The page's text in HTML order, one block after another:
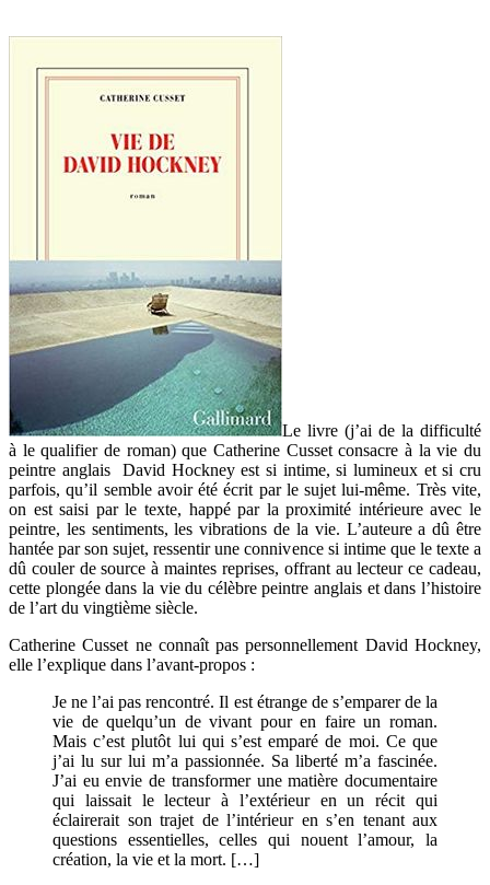
Le livre (j’ai de la difficulté
à le qualifier de roman) que Catherine Cusset consacre à la vie du
peintre anglais David Hockney est si intime, si lumineux et si cru
parfois, qu’il semble avoir été écrit par le sujet lui-même. Très vite,
on est saisi par le texte, happé par la proximité intérieure avec le
peintre, les sentiments, les vibrations de la vie. L’auteure a dû être
hantée par son sujet, ressentir une connivence si intime que le texte a
dû couler de source à maintes reprises, offrant au lecteur ce cadeau,
cette plongée dans la vie du célèbre peintre anglais et dans l’histoire
de l’art du vingtième siècle.
Catherine Cusset ne connaît pas personnellement David Hockney,
elle l’explique dans l’avant-propos :
Je ne l’ai pas rencontré. Il est étrange de s’emparer de la
vie de quelqu’un de vivant pour en faire un roman.
Mais c’est plutôt lui qui s’est emparé de moi. Ce que
j’ai lu sur lui m’a passionnée. Sa liberté m’a fascinée.
J’ai eu envie de transformer une matière documentaire
qui laissait le lecteur à l’extérieur en un récit qui
éclairerait son trajet de l’intérieur en s’en tenant aux
questions essentielles, celles qui nouent l’amour, la
création, la vie et la mort. […]